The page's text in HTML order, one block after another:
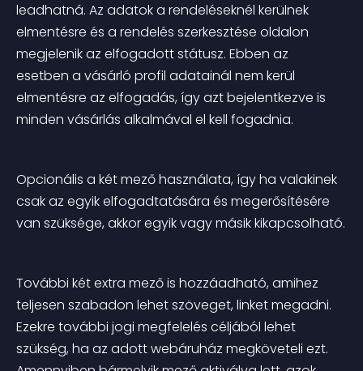
leadhatná. Az adatok a rendeléseknél kerülnek
elmentésre és a rendelés szerkesztése oldalon
megjelenik az elfogadott státusz. Ebben az
esetben a vásárló profil adatainál nem kerül
elmentésre az elfogadás, így azt bejelentkezve is
minden vásárlás alkalmával el kell fogadnia.
Opcionális a két mező használata, így ha valakinek
csak az egyik elfogadtatására és megerősítésére
van szüksége, akkor egyik vagy másik kikapcsolható.
További két extra mező is hozzáadható, amihez
teljesen szabadon lehet szöveget, linket megadni.
Ezekre további jogi megfelelés céljából lehet
szükség, ha az adott webáruház megköveteli ezt.